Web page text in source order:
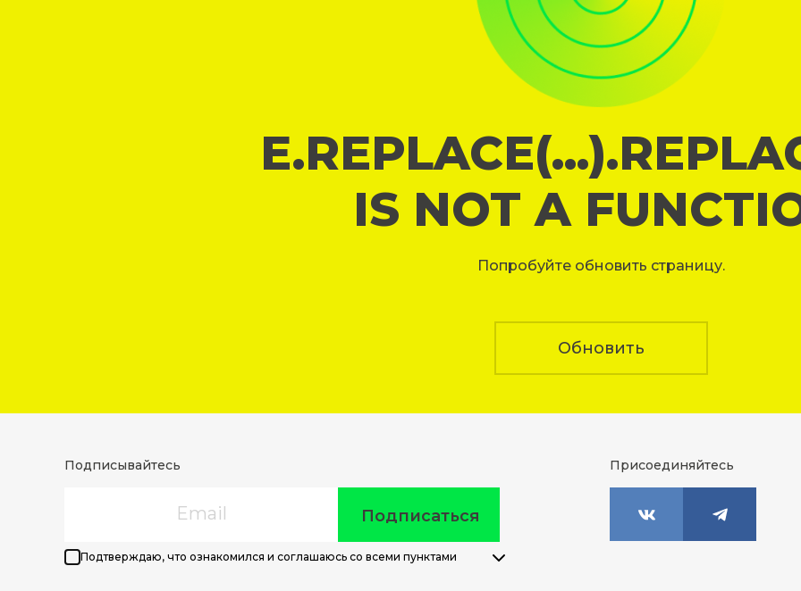
IS NOT A
Попробуйте обновить страницу.
Обновить
Подписывайтесь
Подписаться
Подтверждаю, что ознакомился и соглашаюсь со всеми пунктами
Присоединяйтесь